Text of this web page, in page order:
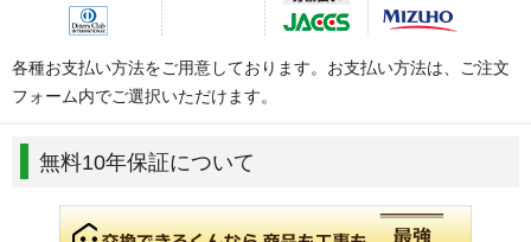
各種お支払い方法をご用意しております。お支払い方法は、ご注文
フォーム内でご選択いただけます。
無料10年保証について